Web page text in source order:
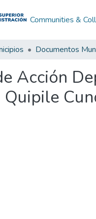
Communities &
Documentos
Acción
Quipile